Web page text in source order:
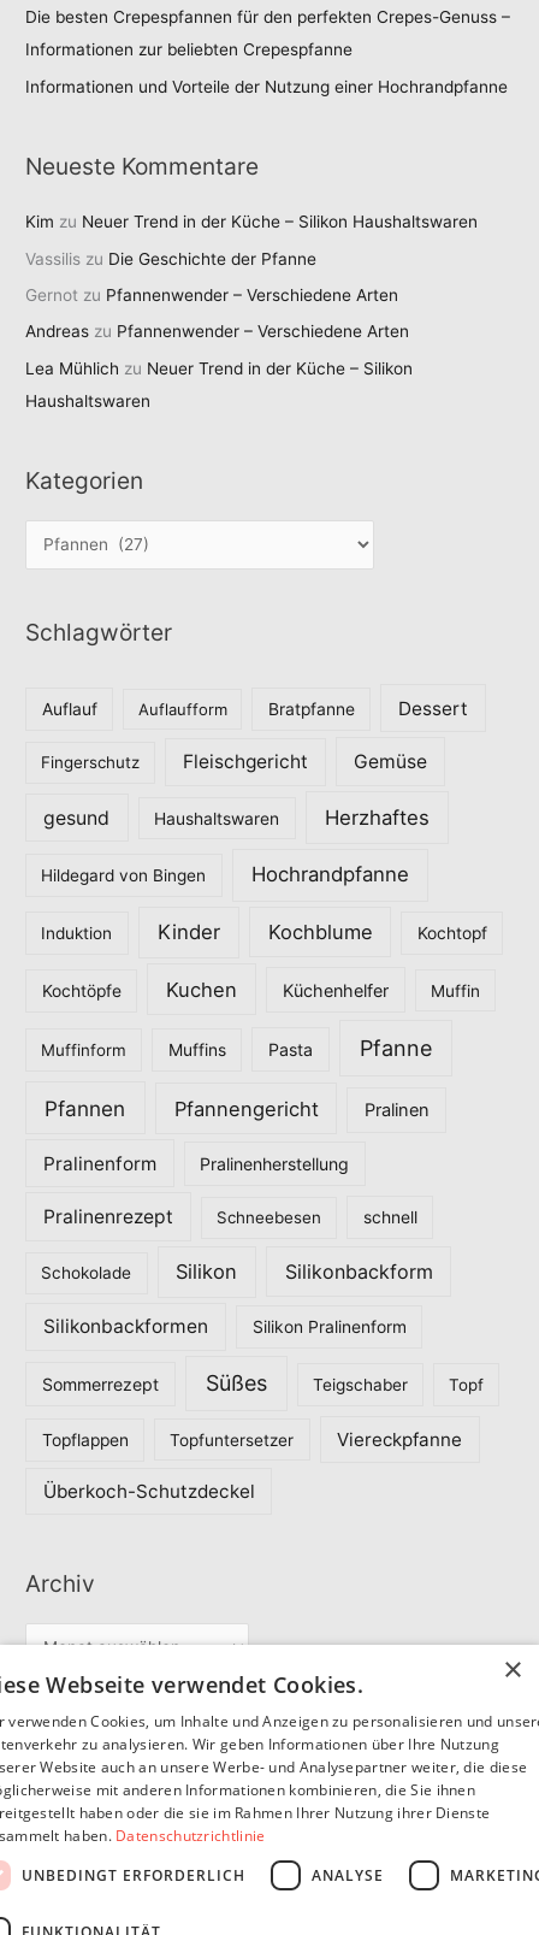
Die besten Crepespfannen für den perfekten Crepes-Genuss –
Informationen zur beliebten Crepespfanne
Informationen und Vorteile der Nutzung einer Hochrandpfanne
Neueste Kommentare
Kim zu Neuer Trend in der Küche – Silikon Haushaltswaren
Vassilis zu Die Geschichte der Pfanne
Gernot zu Pfannenwender – Verschiedene Arten
Andreas zu Pfannenwender – Verschiedene Arten
Lea Mühlich zu Neuer Trend in der Küche – Silikon
Haushaltswaren
Kategorien
a
e
Schlagwörter
Auflauf Auflaufform Bratpfanne Dessert
Fingerschutz Fleischgericht Gemüse
gesund Haushaltswaren Herzhaftes
Hildegard von Bingen Hochrandpfanne
Induktion Kinder Kochblume Kochtopf
Kochtöpfe Kuchen Küchenhelfer Muffin
Muffinform Muffins Pasta Pfanne
Pfannen Pfannengericht Pralinen
Pralinenform Pralinenherstellung
Pralinenrezept Schneebesen schnell
Schokolade Silikon Silikonbackform
Silikonbackformen Silikon Pralinenform
Sommerrezept Süßes Teigschaber Topf
Topflappen Topfuntersetzer Viereckpfanne
Überkoch-Schutzdeckel
Archiv
i
v
Partner
SommerSEO
×
Webseite verwendet Cookies.
verwenden Cookies, um Inhalte und Anzeigen zu personalisieren und
zu analysieren. Wir geben Informationen über Ihre Nutzung
Website auch an unsere Werbe- und Analysepartner weiter, die diese
mit anderen Informationen kombinieren, die Sie ihnen
haben oder die sie im Rahmen Ihrer Nutzung ihrer Dienste
haben. Datenschutzrichtlinie
UNBEDINGT ERFORDERLICH
ANALYSE